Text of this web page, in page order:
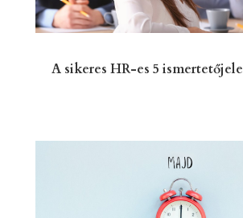
A sikeres HR-es 5 ismertetőjele